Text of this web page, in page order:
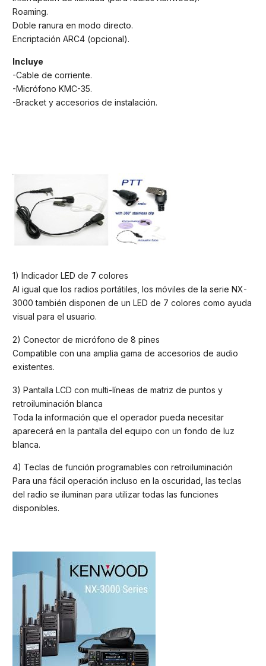
Roaming.
Doble ranura en modo directo.
Encriptación ARC4 (opcional).
Incluye
-Cable de corriente.
-Micrófono KMC-35.
-Bracket y accesorios de instalación.
1) Indicador LED de 7 colores
Al igual que los radios portátiles, los móviles de la serie NX-
3000 también disponen de un LED de 7 colores como ayuda
visual para el usuario.
2) Conector de micrófono de 8 pines
Compatible con una amplia gama de accesorios de audio
existentes.
3) Pantalla LCD con multi-líneas de matriz de puntos y
retroiluminación blanca
Toda la información que el operador pueda necesitar
aparecerá en la pantalla del equipo con un fondo de luz
blanca.
4) Teclas de función programables con retroiluminación
Para una fácil operación incluso en la oscuridad, las teclas
del radio se iluminan para utilizar todas las funciones
disponibles.